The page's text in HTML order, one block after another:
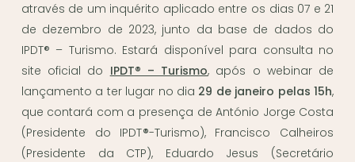
através de um inquérito aplicado entre os dias 07 e 21
de dezembro de 2023, junto da base de dados do
IPDT® – Turismo. Estará disponível para consulta no
site oficial do IPDT® – Turismo, após o webinar de
lançamento a ter lugar no dia 29 de janeiro pelas 15h,
que contará com a presença de António Jorge Costa
(Presidente do IPDT®-Turismo), Francisco Calheiros
(Presidente da CTP), Eduardo Jesus (Secretário